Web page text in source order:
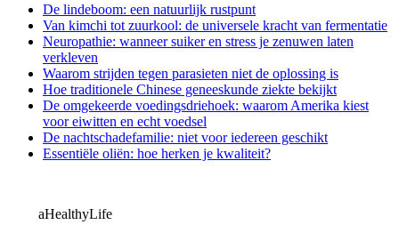
De lindeboom: een natuurlijk rustpunt
Van kimchi tot zuurkool: de universele kracht van fermentatie
Neuropathie: wanneer suiker en stress je zenuwen laten
verkleven
Waarom strijden tegen parasieten niet de oplossing is
Hoe traditionele Chinese geneeskunde ziekte bekijkt
De omgekeerde voedingsdriehoek: waarom Amerika kiest
voor eiwitten en echt voedsel
De nachtschadefamilie: niet voor iedereen geschikt
Essentiële oliën: hoe herken je kwaliteit?
aHealthyLife